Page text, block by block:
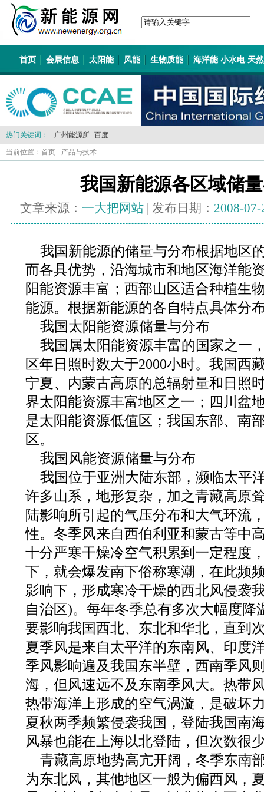
首页 会展信息 太阳能 风能 生物质能 海洋能 小水电 天
热门关键词： 广州能源所 百度
当前位置： 首页 - 产品与技术
我国新能源各区域储
文章来源： 一大把网站| 发布日期： 2008-07-
我国新能源的储量与分布根据地区
而各具优势，沿海城市和地区海洋能
阳能资源丰富；西部山区适合种植生
能源。根据新能源的各自特点具体分
我国太阳能资源储量与分布
我国属太阳能资源丰富的国家之一
区年日照时数大于2000小时。我国西
宁夏、内蒙古高原的总辐射量和日照
界太阳能资源丰富地区之一；四川盆
是太阳能资源低值区；我国东部、南
区。
我国风能资源储量与分布
我国位于亚洲大陆东部，濒临太平
许多山系，地形复杂，加之青藏高原
陆影响所引起的气压分布和大气环流
性。冬季风来自西伯利亚和蒙古等中
十分严寒干燥冷空气积累到一定程度
下，就会爆发南下俗称寒潮，在此频
影响下，形成寒冷干燥的西北风侵袭
自治区)。每年冬季总有多次大幅度降
要影响我国西北、东北和华北，直到
夏季风是来自太平洋的东南风、印度
季风影响遍及我国东半壁，西南季风
海，但风速远不及东南季风大。热带
热带海洋上形成的空气涡漩，是破坏
夏秋两季频繁侵袭我国，登陆我国南
风暴也能在上海以北登陆，但次数很
青藏高原地势高亢开阔，冬季东南
为东北风，其他地区一般为偏西风，